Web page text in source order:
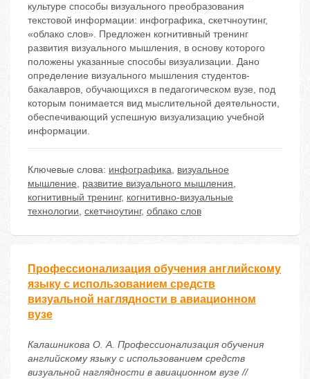
культуре способы визуального преобразования
текстовой информации: инфографика, скетчноутинг,
«облако слов». Предложен когнитивный тренинг
развития визуального мышления, в основу которого
положены указанные способы визуализации. Дано
определение визуального мышления студентов-
бакалавров, обучающихся в педагогическом вузе, под
которым понимается вид мыслительной деятельности,
обеспечивающий успешную визуализацию учебной
информации.
Ключевые слова: инфографика, визуальное
мышление, развитие визуального мышления,
когнитивный тренинг, когнитивно-визуальные
технологии, скетчноутинг, облако слов
Профессионализация обучения английскому
языку с использованием средств
визуальной наглядности в авиационном
вузе
Калашникова О. А. Профессионализация обучения
английскому языку с использованием средств
визуальной наглядности в авиационном вузе //